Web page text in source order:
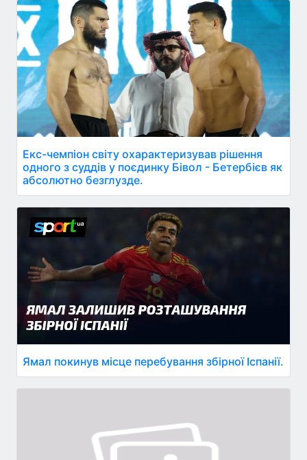
Екс-чемпіон світу охарактеризував рішення
одного з суддів у поєдинку Бівол - Бетербієв як
абсолютно безглузде.
Ямал покинув місце перебування збірної Іспанії.